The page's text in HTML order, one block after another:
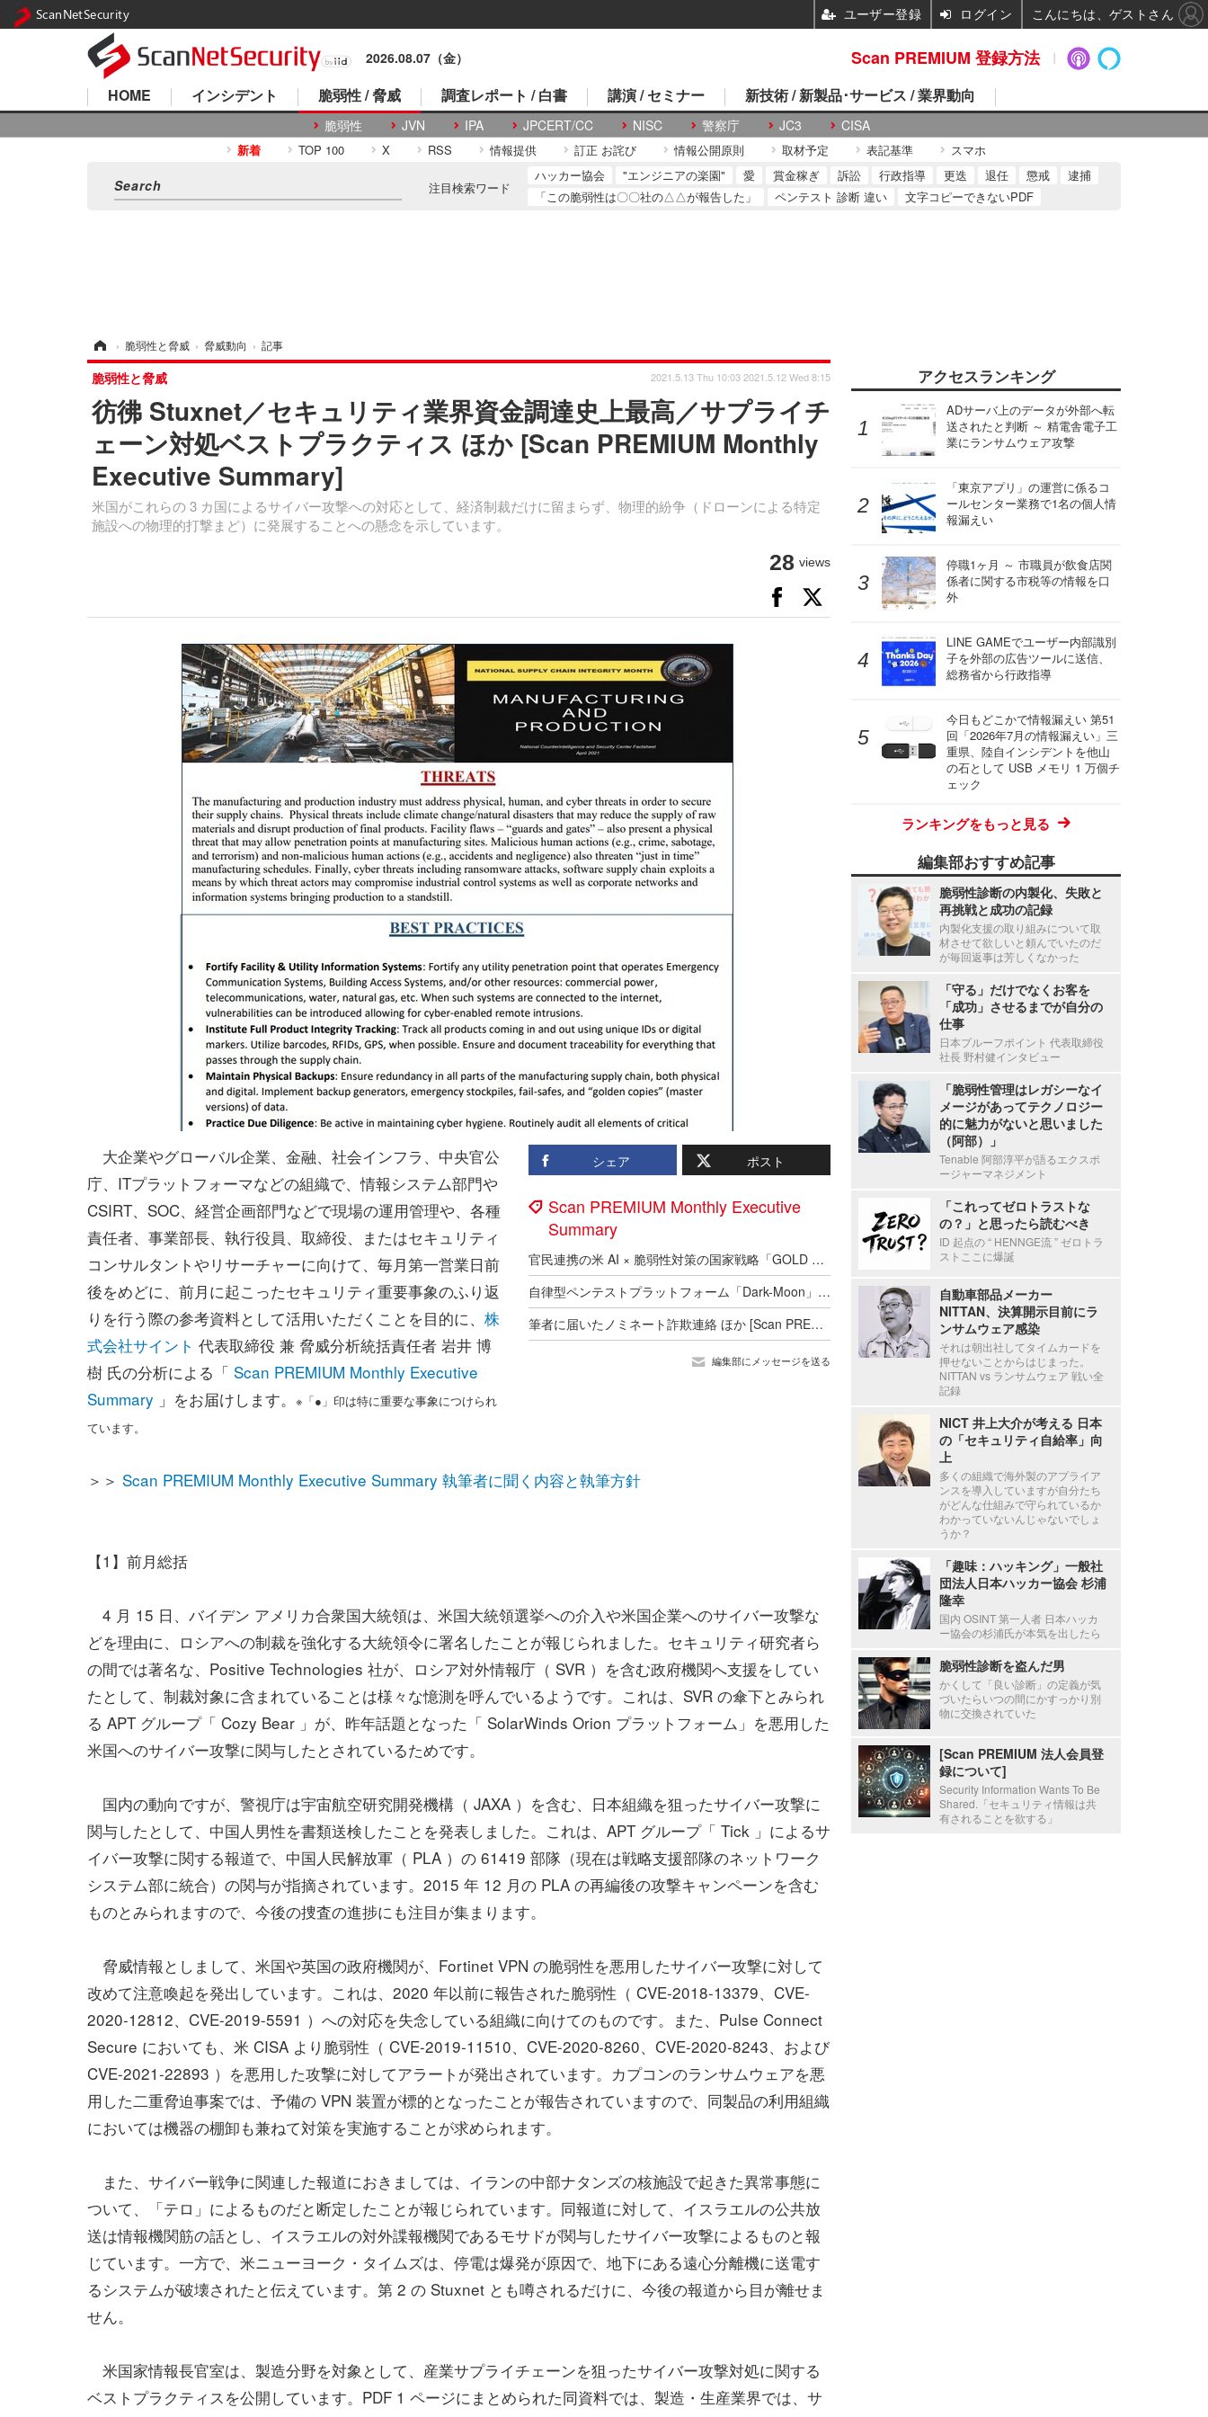
2026.08.07（金）
HOME インシデント 脆弱性 / 脅威
脆弱性 JVN IPA JPCERT/CC NISC 警察庁 JC3 CISA
調査レポート / 白書 講演 / セミナー 新技術 / 新製品･サービス / 業界動向
新着 TOP 100 X RSS 情報提供 訂正 お詫び 情報公開原則 取材予定 表記基準 スマホ
注目検索ワード
ハッカー協会 "エンジニアの楽園" 愛 賞金稼ぎ 訴訟 行政指導 更迭 退任 懲戒
逮捕
「この脆弱性は〇〇社の△△が報告した」
ペンテスト 診断 違い 文字コピーできないPDF
› 脆弱性と脅威 › 脅威動向 › 記事
彷彿 Stuxnet／セキュリティ業界資金調達史上最高／サプライチ
ェーン対処ベストプラクティス ほか [Scan PREMIUM Monthly
Executive Summary]
米国がこれらの 3 カ国によるサイバー攻撃への対応として、経済制裁だけに留まらず、物理的紛争（ドローンによる特定
施設への物理的打撃まど）に発展することへの懸念を示しています。
脆弱性と脅威 2021.5.13 Thu 10:03 2021.5.12 Wed 8:15
28 views
シェア ポスト
Scan PREMIUM Monthly Executive
Summary
官民連携の米 AI × 脆弱性対策の国家戦略「GOLD EAGLE」ほか [Scan PREMIUM Monthly Executive Summary 2026年7月度]
自律型ペンテストプラットフォーム「Dark-Moon」ほか [Scan PREMIUM Monthly Executive Summary 2026年6月度]
筆者に届いたノミネート詐欺連絡 ほか [Scan PREMIUM Monthly Executive Summary 2026年5月度]
編集部にメッセージを送る
大企業やグローバル企業、金融、社会インフラ、中央官公
庁、ITプラットフォーマなどの組織で、情報システム部門や
CSIRT、SOC、経営企画部門などで現場の運用管理や、各種
責任者、事業部長、執行役員、取締役、またはセキュリティ
コンサルタントやリサーチャーに向けて、毎月第一営業日前
後をめどに、前月に起こったセキュリティ重要事象のふり返
りを行う際の参考資料として活用いただくことを目的に、 株
式会社サイント 代表取締役 兼 脅威分析統括責任者 岩井 博
樹 氏の分析による「 Scan PREMIUM Monthly Executive
Summary 」をお届けします。 ※「●」印は特に重要な事象につけられ
ています。
＞＞ Scan PREMIUM Monthly Executive Summary 執筆者に聞く内容と執筆方針
【1】前月総括
4 月 15 日、バイデン アメリカ合衆国大統領は、米国大統領選挙への介入や米国企業へのサイバー攻撃な
どを理由に、ロシアへの制裁を強化する大統領令に署名したことが報じられました。セキュリティ研究者ら
の間では著名な、Positive Technologies 社が、ロシア対外情報庁（ SVR ）を含む政府機関へ支援をしてい
たとして、制裁対象に含まれていることは様々な憶測を呼んでいるようです。これは、SVR の傘下とみられ
る APT グループ「 Cozy Bear 」が、昨年話題となった「 SolarWinds Orion プラットフォーム」を悪用した
米国へのサイバー攻撃に関与したとされているためです。
国内の動向ですが、警視庁は宇宙航空研究開発機構（ JAXA ）を含む、日本組織を狙ったサイバー攻撃に
関与したとして、中国人男性を書類送検したことを発表しました。これは、APT グループ「 Tick 」によるサ
イバー攻撃に関する報道で、中国人民解放軍（ PLA ）の 61419 部隊（現在は戦略支援部隊のネットワーク
システム部に統合）の関与が指摘されています。2015 年 12 月の PLA の再編後の攻撃キャンペーンを含む
ものとみられますので、今後の捜査の進捗にも注目が集まります。
脅威情報としまして、米国や英国の政府機関が、Fortinet VPN の脆弱性を悪用したサイバー攻撃に対して
改めて注意喚起を発出しています。これは、2020 年以前に報告された脆弱性（ CVE-2018-13379、CVE-
2020-12812、CVE-2019-5591 ）への対応を失念している組織に向けてのものです。また、Pulse Connect
Secure においても、米 CISA より脆弱性（ CVE-2019-11510、CVE-2020-8260、CVE-2020-8243、および
CVE-2021-22893 ）を悪用した攻撃に対してアラートが発出されています。カプコンのランサムウェアを悪
用した二重脅迫事案では、予備の VPN 装置が標的となったことが報告されていますので、同製品の利用組織
においては機器の棚卸も兼ねて対策を実施することが求められます。
また、サイバー戦争に関連した報道におきましては、イランの中部ナタンズの核施設で起きた異常事態に
ついて、「テロ」によるものだと断定したことが報じられています。同報道に対して、イスラエルの公共放
送は情報機関筋の話とし、イスラエルの対外諜報機関であるモサドが関与したサイバー攻撃によるものと報
じています。一方で、米ニューヨーク・タイムズは、停電は爆発が原因で、地下にある遠心分離機に送電す
るシステムが破壊されたと伝えています。第 2 の Stuxnet とも噂されるだけに、今後の報道から目が離せま
せん。
米国家情報長官室は、製造分野を対象として、産業サプライチェーンを狙ったサイバー攻撃対処に関する
ベストプラクティスを公開しています。PDF 1 ページにまとめられた同資料では、製造・生産業界では、サ
アクセスランキング
ADサーバ上のデータが外部へ転
送されたと判断 ～ 精電舎電子工
業にランサムウェア攻撃
「東京アプリ」の運営に係るコ
ールセンター業務で1名の個人情
報漏えい
停職1ヶ月 ～ 市職員が飲食店関
係者に関する市税等の情報を口
外
LINE GAMEでユーザー内部識別
子を外部の広告ツールに送信、
総務省から行政指導
今日もどこかで情報漏えい 第51
回「2026年7月の情報漏えい」三
重県、陸自インシデントを他山
の石として USB メモリ 1 万個チ
ェック
ランキングをもっと見る
編集部おすすめ記事
脆弱性診断の内製化、失敗と
再挑戦と成功の記録
内製化支援の取り組みについて取
材させて欲しいと頼んでいたのだ
が毎回返事は芳しくなかった
「守る」だけでなくお客を
「成功」させるまでが自分の
仕事
日本プルーフポイント 代表取締役
社長 野村健インタビュー
「脆弱性管理はレガシーなイ
メージがあってテクノロジー
的に魅力がないと思いました
（阿部）」
Tenable 阿部淳平が語るエクスポ
ージャーマネジメント
「これってゼロトラストな
の？」と思ったら読むべき
ID 起点の “ HENNGE流 ” ゼロトラ
ストここに爆誕
自動車部品メーカー
NITTAN、決算開示目前にラ
ンサムウェア感染
それは朝出社してタイムカードを
押せないことからはじまった。
NITTAN vs ランサムウェア 戦い全
記録
NICT 井上大介が考える 日本
の「セキュリティ自給率」向
上
多くの組織で海外製のアプライア
ンスを導入していますが自分たち
がどんな仕組みで守られているか
わかっていないんじゃないでしょ
うか？
「趣味：ハッキング」一般社
団法人日本ハッカー協会 杉浦
隆幸
国内 OSINT 第一人者 日本ハッカ
ー協会の杉浦氏が本気を出したら
脆弱性診断を盗んだ男
かくして「良い診断」の定義が気
づいたらいつの間にかすっかり別
物に交換されていた
[Scan PREMIUM 法人会員登
録について]
Security Information Wants To Be
Shared.「セキュリティ情報は共
有されることを欲する」
Scan PREMIUM 登録方法
ScanNetSecurity ユーザー登録 ログイン こんにちは、ゲストさん